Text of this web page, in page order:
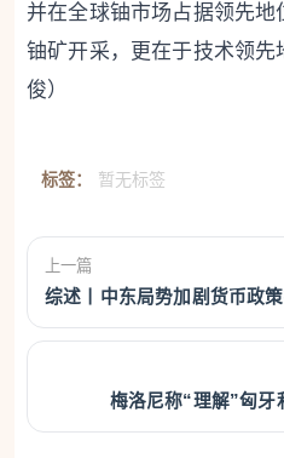
并在全球铀市场占据领先
铀矿开采，更在于技术领
俊）
标签： 暂无标签
上一篇
综述丨中东局势加剧货币政
梅洛尼称“理解”匈牙